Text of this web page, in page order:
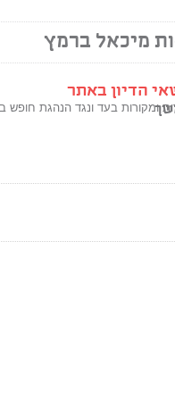
מיכאל ברמץ
הדיון באתר
ומקורות בעד ונגד הנהגת חופש